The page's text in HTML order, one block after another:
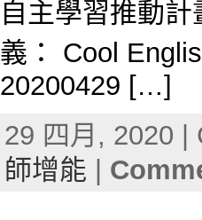
自主學習推動
義： Cool
20200429 […]
29 四月, 2020
師增能 |